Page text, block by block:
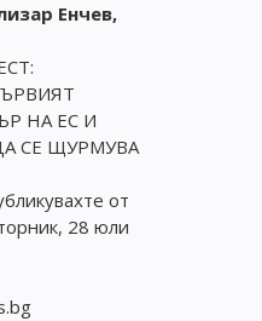
Енчев,
НА ЕС И
СЕ ЩУРМУВА
от
28 юли